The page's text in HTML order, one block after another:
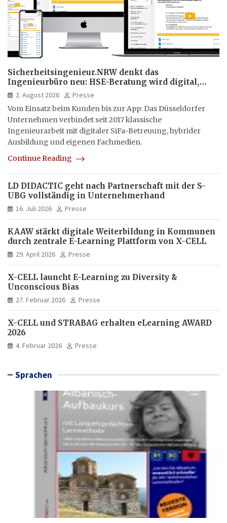
Sicherheitsingenieur.NRW denkt das
Ingenieurbüro neu: HSE-Beratung wird digital,
hybrid und multimedial
2. August 2026
Presse
Vom Einsatz beim Kunden bis zur App: Das Düsseldorfer
Unternehmen verbindet seit 2017 klassische
Ingenieurarbeit mit digitaler SiFa-Betreuung, hybrider
Ausbildung und eigenen Fachmedien.
Continue Reading
LD DIDACTIC geht nach Partnerschaft mit der S-
UBG vollständig in Unternehmerhand
16. Juli 2026 Presse
KAAW stärkt digitale Weiterbildung in Kommunen
durch zentrale E-Learning Plattform von X-CELL
29. April 2026 Presse
X-CELL launcht E-Learning zu Diversity &
Unconscious Bias
27. Februar 2026 Presse
X-CELL und STRABAG erhalten eLearning AWARD
2026
4. Februar 2026 Presse
Sprachen